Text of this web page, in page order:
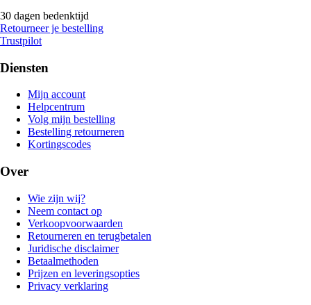
30 dagen bedenktijd
Retourneer je bestelling
Trustpilot
Diensten
Mijn account
Helpcentrum
Volg mijn bestelling
Bestelling retourneren
Kortingscodes
Over
Wie zijn wij?
Neem contact op
Verkoopvoorwaarden
Retourneren en terugbetalen
Juridische disclaimer
Betaalmethoden
Prijzen en leveringsopties
Privacy verklaring